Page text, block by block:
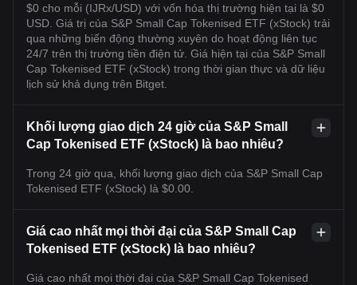
$0 cho mỗi (IJRx/USD) với vốn hóa thị trường hiện tại là $0
USD. Giá trị của S&P Small Cap Tokenised ETF (xStock) trải
qua những biến động thường xuyên do hoạt động liên tục
24/7 trên thị trường tiền điện tử. Giá hiện tại của S&P Small
Cap Tokenised ETF (xStock) trong thời gian thực và dữ liệu
lịch sử khả dụng trên Bitget.
Khối lượng giao dịch 24 giờ của S&P Small
Cap Tokenised ETF (xStock) là bao nhiêu?
Trong 24 giờ qua, khối lượng giao dịch của S&P Small Cap
Tokenised ETF (xStock) là $0.00.
Giá cao nhất mọi thời đại của S&P Small Cap
Tokenised ETF (xStock) là bao nhiêu?
Giá cao nhất mọi thời đại của S&P Small Cap Tokenised